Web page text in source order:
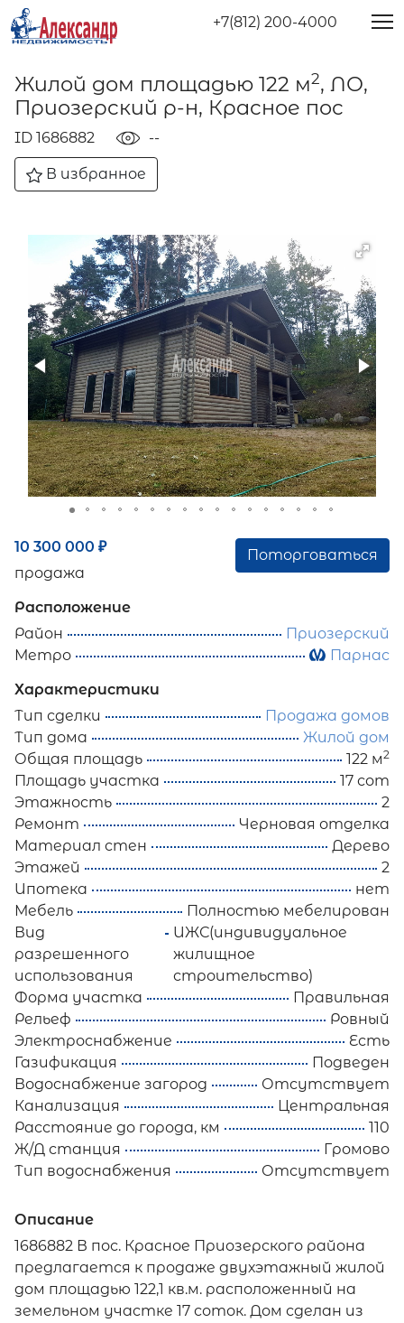
+7(812) 200-4000
Жилой дом площадью 122 м2, ЛО,
Приозерский р-н, Красное пос
ID 1686882 --
В избранное
10 300 000 ₽
продажа
Поторговаться
Расположение
Район
Приозерский
Метро
Парнас
Характеристики
Тип сделки
Продажа домов
Тип дома
Жилой дом
Общая площадь
122 м2
Площадь участка
17 сот
Этажность
2
Ремонт
Черновая отделка
Материал стен
Дерево
Этажей
2
Ипотека
нет
Мебель
Полностью мебелирован
Вид
разрешенного
использования
ИЖС(индивидуальное
жилищное
строительство)
Форма участка
Правильная
Рельеф
Ровный
Электроснабжение
Есть
Газификация
Подведен
Водоснабжение загород
Отсутствует
Канализация
Центральная
Расстояние до города, км
110
Ж/Д станция
Громово
Тип водоснабжения
Отсутствует
Описание
1686882 В пос. Красное Приозерского района
предлагается к продаже двухэтажный жилой
дом площадью 122,1 кв.м. расположенный на
земельном участке 17 соток. Дом сделан из